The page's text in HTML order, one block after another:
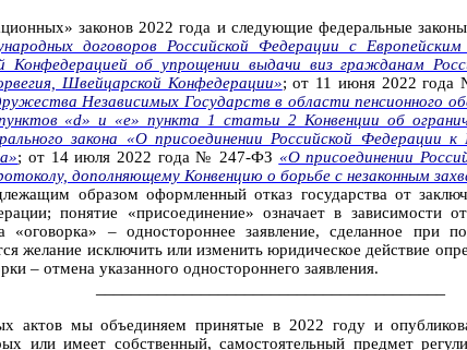
законов 2022 года и следующие федеральные
договоров Российской Федерации с
об упрощении выдачи виз гражданам
Швейцарской Конфедерации»; от 11 июня 2022
Независимых Государств в области пенсионного
«d» и «е» пункта 1 статьи 2 Конвенции об
закона «О присоединении Российской Федерации
; от 14 июля 2022 года № 247-ФЗ «О присоединении
дополняющему Конвенцию о борьбе с незаконным
образом оформленный отказ государства от
понятие «присоединение» означает в
«оговорка» – одностороннее заявление, сделанное при
желание исключить или изменить юридическое действие
– отмена указанного одностороннего заявления.
актов мы объединяем принятые в 2022 году и
или имеет собственный, самостоятельный предмет